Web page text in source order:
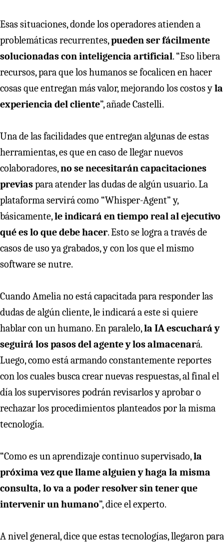
Esas situaciones, donde los operadores atienden a
problemáticas recurrentes,pueden ser fácilmente
solucionadas con inteligencia artificial. “Eso libera
recursos, para que los humanos se focalicen en hacer
cosas que entregan más valor, mejorando los costos yla
experiencia del cliente”, añade Castelli.
Una de las facilidades que entregan algunas de estas
herramientas, es que en caso de llegar nuevos
colaboradores,no se necesitarán capacitaciones
previaspara atender las dudas de algún usuario. La
plataforma servirá como “Whisper-Agent” y,
básicamente,le indicará en tiempo real al ejecutivo
qué es lo que debe hacer. Esto se logra a través de
casos de uso ya grabados, y con los que el mismo
software se nutre.
Cuando Amelia no está capacitada para responder las
dudas de algún cliente, le indicará a este si quiere
hablar con un humano. En paralelo,la IA escuchará y
seguirá los pasos del agente y los almacenará.
Luego, como está armando constantemente reportes
con los cuales busca crear nuevas respuestas, al final el
día los supervisores podrán revisarlos y aprobar o
rechazar los procedimientos planteados por la misma
tecnología.
“Como es un aprendizaje continuo supervisado,la
próxima vez que llame alguien y haga la misma
consulta, lo va a poder resolver sin tener que
intervenir un humano”, dice el experto.
A nivel general, dice que estas tecnologías, llegaron para